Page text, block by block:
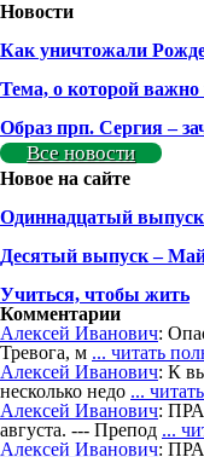
Новости
Как уничтожали
Тема, о которой важно
Образ прп. Сергия –
Все новости
Новое на сайте
Одиннадцатый
Деcятый выпуск –
Учиться, чтобы жить
Комментарии
Алексей Иванович:
Тревога, м ... читать
Алексей Иванович: К
несколько недо ...
Алексей Иванович:
августа. --- Препод ...
Алексей Иванович: